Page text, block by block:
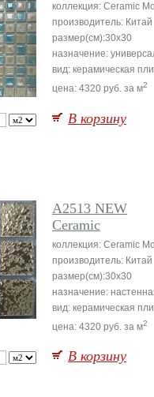
коллекция: Ceramic
производитель: Китай
размер(см):30x30
назначение:
вид: керамическая
цена: 4320 руб. за м2
В корзину
A2513 NEW
Ceramic
коллекция: Ceramic
производитель: Китай
размер(см):30x30
назначение:
вид: керамическая
цена: 4320 руб. за м2
В корзину